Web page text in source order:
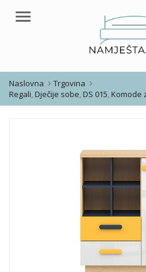
Meni
Naslovna
Trgovina
Regali,Dječije sobe,DS 015,Komode